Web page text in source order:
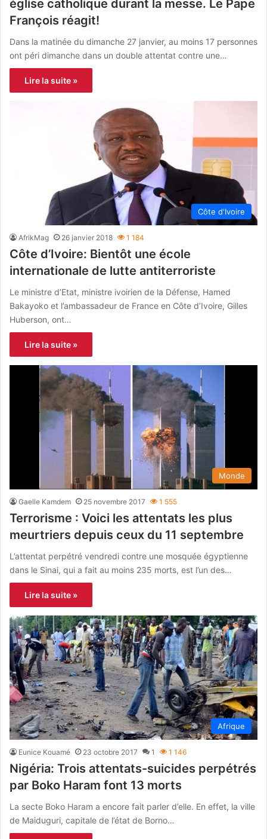
église catholique durant la messe. Le Pape
François réagit!
Dans la matinée du dimanche 27 janvier, au moins 17 personnes
ont péri dimanche dans un double attentat contre une…
Lire la suite »
Côte d'Ivoire
AfrikMag 26 janvier 2018 1 184
Côte d’Ivoire: Bientôt une école
internationale de lutte antiterroriste
Le ministre d’Etat, ministre ivoirien de la Défense, Hamed
Bakayoko et l’ambassadeur de France en Côte d’Ivoire, Gilles
Huberson, ont…
Lire la suite »
Monde
Gaelle Kamdem 25 novembre 2017 1 555
Terrorisme : Voici les attentats les plus
meurtriers depuis ceux du 11 septembre
L’attentat perpétré vendredi contre une mosquée égyptienne
dans le Sinai, qui a fait au moins 235 morts, est l’un des…
Lire la suite »
Afrique
Eunice Kouamé 23 octobre 2017 1 1 146
Nigéria: Trois attentats-suicides perpétrés
par Boko Haram font 13 morts
La secte Boko Haram a encore fait parler d’elle. En effet, la ville
de Maiduguri, capitale de l’état de Borno…